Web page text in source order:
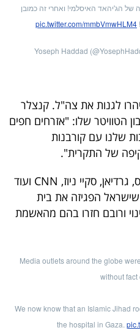
הג'יהאד האיסלמי! ואחרי זה כמובן
pic.twitter.com/mmbVmwHLM4
לגנות את צה"ל. קנצלר
הטוויטר שלו: "אזרחים חפים
שלנו עם קורבנות
של התקרית".
אתרי חדשות כמו ניו יורק טיימס, גרדיאן, סקיי ניוז, CNN ועוד
הפגיזה את בית
ורובם חזרו בהם מהאשמת
Media outlets around the globe
without fact
We now know that an Islamic Jihad
the hospital in Gaza.